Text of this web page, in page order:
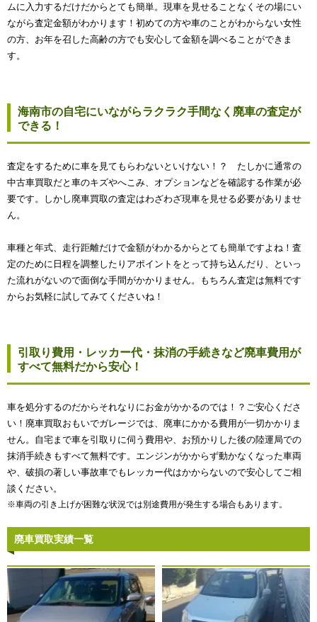
ムに入力するだけだからとても簡単。現車を見せることなくその場にい
ながら査定金額がわかります！初めての方や車のことがわからない女性
の方、お年を召した高齢の方でも安心して金額を調べることができま
す。
海南市の自宅にいながらラクラク手間なく廃車の査定が
できる！
査定をするために車を見てもらわないといけない！？ たしかに通常の
中古車買取だと車のキズやへこみ、オプションなどを確認する作業が必
要です。しかし廃車買取の査定はわざわざ現車を見せる必要がありませ
ん。
車種と年式、走行距離だけで金額がわかるからとても簡単ですよね！査
定のために日程を調整したりアポイントをとって持ち込んだり、といっ
た流れがないので面倒な手間がかかりません。もちろん査定は無料です
からお気軽に試してみてくださいね！
引取り費用・レッカー代・抹消の手続きなど廃車費用が
すべて無料だから安心！
車を処分するのだからそれなりにお金がかかるのでは！？ご安心くださ
い！廃車買取おもいでガレージでは、廃車にかかる費用が一切かかりま
せん。自宅まで車を引取りに伺う費用や、お預かりした後の陸運局での
抹消手続きもすべて無料です。エンジンがかからず動かなくなった車両
や、破損の著しい事故車でもレッカー代はかからないので安心してご相
談ください。
※車両の引き上げが困難な状況では別途費用が発生する場合もあります。
廃車買取実績一覧